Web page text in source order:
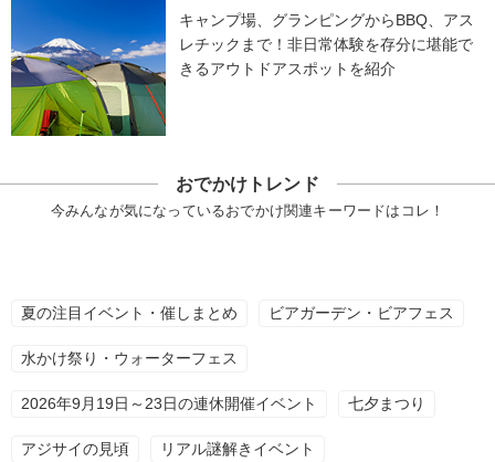
キャンプ場、グランピングからBBQ、アス
レチックまで！非日常体験を存分に堪能で
きるアウトドアスポットを紹介
おでかけトレンド
今みんなが気になっているおでかけ関連キーワードはコレ！
夏の注目イベント・催しまとめ ビアガーデン・ビアフェス
水かけ祭り・ウォーターフェス
2026年9月19日～23日の連休開催イベント 七夕まつり
アジサイの見頃 リアル謎解きイベント